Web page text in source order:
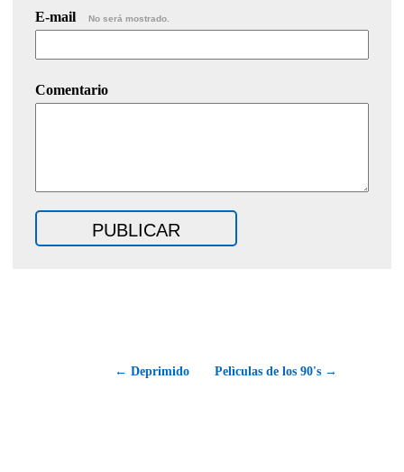
E-mail No será mostrado.
Comentario
← Deprimido Pelìculas de los 90's →